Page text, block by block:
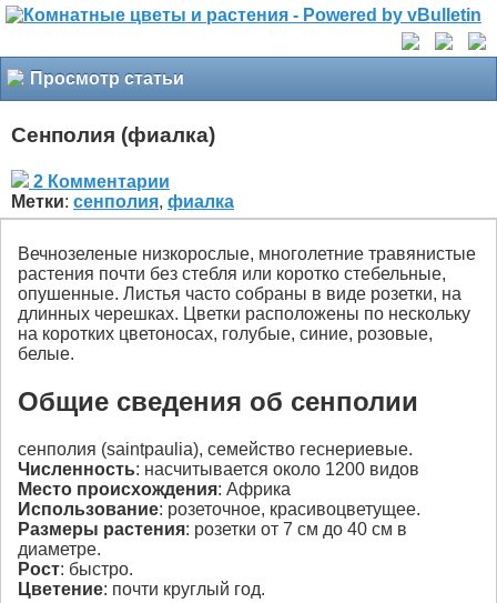
Просмотр статьи
Сенполия (фиалка)
2 Комментарии
Метки: сенполия, фиалка
Вечнозеленые низкорослые, многолетние травянистые
растения почти без стебля или коротко стебельные,
опушенные. Листья часто собраны в виде розетки, на
длинных черешках. Цветки расположены по нескольку
на коротких цветоносах, голубые, синие, розовые,
белые.
Общие сведения об сенполии
сенполия (saintpaulia), семейство геснериевые.
Численность: насчитывается около 1200 видов
Место происхождения: Африка
Использование: розеточное, красивоцветущее.
Размеры растения: розетки от 7 см до 40 см в
диаметре.
Рост: быстро.
Цветение: почти круглый год.